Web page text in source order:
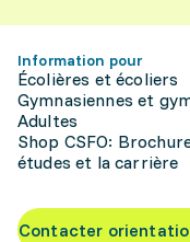
Information pour
Écolières et écoliers
Gymnasiennes et
Adultes
Shop CSFO:
études et la carrière
Contacter